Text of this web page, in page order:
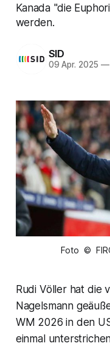
Kanada "die
werden.
SID
09 Apr. 2025 —
Foto ©
Rudi Völler hat die
Nagelsmann
WM 2026 in den
einmal